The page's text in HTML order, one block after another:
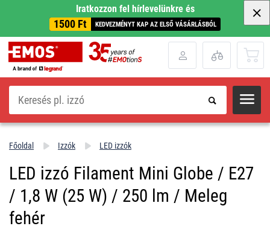
Iratkozzon fel hírlevelünkre és
1500 Ft KEDVEZMÉNYT KAP AZ ELSŐ VÁSÁRLÁSBÓL
Keresés
Főoldal Izzók LED izzók
LED izzó Filament Mini Globe / E27
/ 1,8 W (25 W) / 250 lm / Meleg
fehér